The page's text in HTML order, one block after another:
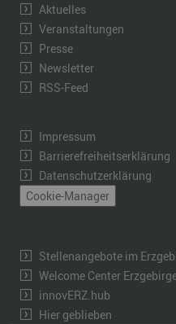
Aktuelles
Veranstaltungen
Presse
Newsletter
RSS-Feed
Impressum
Barrierefreiheitserklärung
Datenschutzerklärung
Cookie-Manager
Stellenangebote im
Welcome Center
innovERZ.hub
Hier geblieben